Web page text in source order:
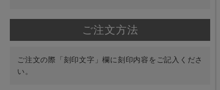
ご注文方法
ご注文の際「刻印文字」欄に刻印内容をご記入くださ
い。